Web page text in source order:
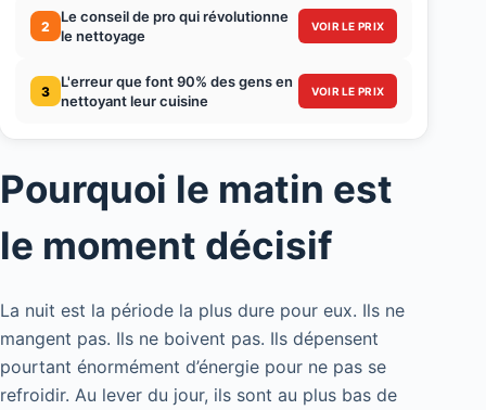
2
Le conseil de pro qui révolutionne
le nettoyage
VOIR LE PRIX
3
L'erreur que font 90% des gens en
nettoyant leur cuisine
VOIR LE PRIX
Pourquoi le matin est
le moment décisif
La nuit est la période la plus dure pour eux. Ils ne
mangent pas. Ils ne boivent pas. Ils dépensent
pourtant énormément d’énergie pour ne pas se
refroidir. Au lever du jour, ils sont au plus bas de